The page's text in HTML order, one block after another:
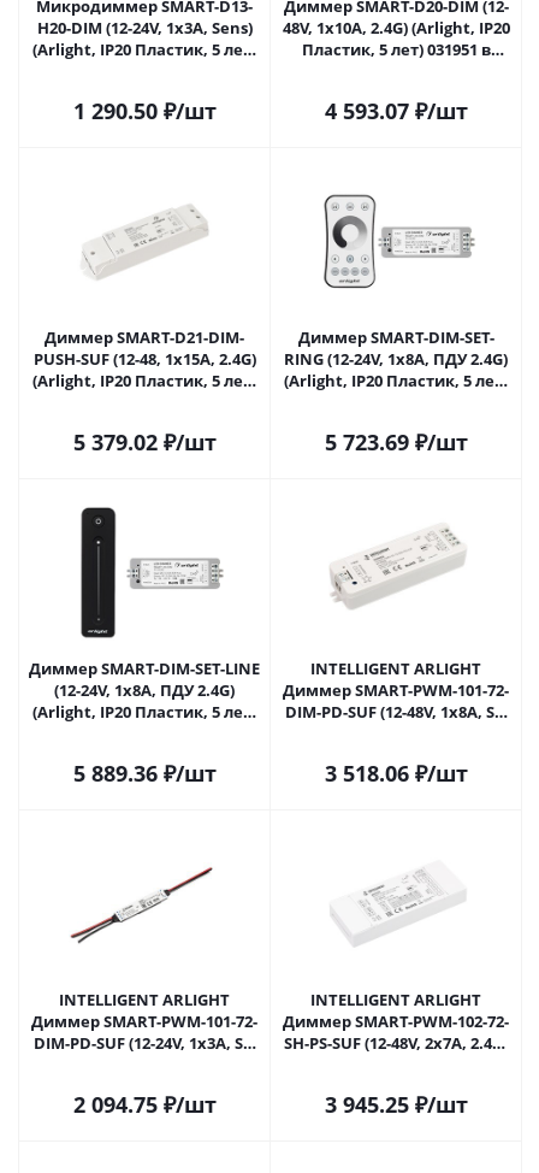
Микродиммер SMART-D13-
H20-DIM (12-24V, 1x3A, Sens)
(Arlight, IP20 Пластик, 5 лет)
1 290.50₽/шт
Диммер SMART-D20-DIM (12-
48V, 1x10A, 2.4G) (Arlight, IP20
Пластик, 5 лет) 031951 в
4 593.07₽/шт
Диммер SMART-D21-DIM-
PUSH-SUF (12-48, 1x15A, 2.4G)
(Arlight, IP20 Пластик, 5 лет)
5 379.02₽/шт
Диммер SMART-DIM-SET-
RING (12-24V, 1x8A, ПДУ 2.4G)
(Arlight, IP20 Пластик, 5 лет)
5 723.69₽/шт
Диммер SMART-DIM-SET-LINE
(12-24V, 1x8A, ПДУ 2.4G)
(Arlight, IP20 Пластик, 5 лет)
5 889.36₽/шт
INTELLIGENT ARLIGHT
Диммер SMART-PWM-101-72-
DIM-PD-SUF (12-48V, 1x8A, SS,
3 518.06₽/шт
INTELLIGENT ARLIGHT
Диммер SMART-PWM-101-72-
DIM-PD-SUF (12-24V, 1x3A, SS,
2 094.75₽/шт
INTELLIGENT ARLIGHT
Диммер SMART-PWM-102-72-
SH-PS-SUF (12-48V, 2x7A, 2.4G)
3 945.25₽/шт